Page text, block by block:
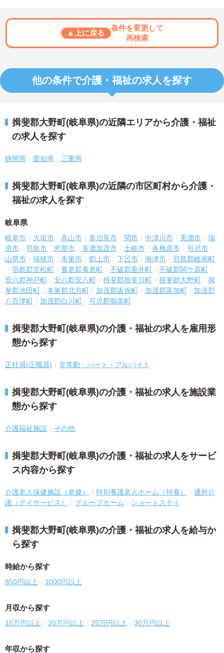
▲上に戻る
条件を変更して
再検索
他の条件で介護・福祉の求人を探す
揖斐郡大野町(岐阜県)の近隣エリアから介護・福祉
の求人を探す
静岡県 愛知県 三重県
揖斐郡大野町(岐阜県)の近隣の市区町村から介護・
福祉の求人を探す
岐阜県
岐阜市 大垣市 高山市 多治見市 関市 中津川市 美濃市
瑞
浪市
羽島市 恵那市 美濃加茂市 土岐市 各務原市
可児市
山県市
瑞穂市 本巣市 郡上市 下呂市 海津市
羽島郡岐南町
羽島郡笠松町
養老郡養老町 不破郡垂井町
不破郡関ケ原町
安八郡神戸町
安八郡安八町 揖斐郡揖斐川町 揖斐郡大野町
揖
斐郡池田町
本巣郡北方町 加茂郡坂祝町 加茂郡富加町
加茂郡
八百津町
加茂郡白川町 可児郡御嵩町
揖斐郡大野町(岐阜県)の介護・福祉の求人を雇用形
態から探す
正社員(正職員) 非常勤・パート・アルバイト
揖斐郡大野町(岐阜県)の介護・福祉の求人を施設業
態から探す
介護福祉施設 その他
揖斐郡大野町(岐阜県)の介護・福祉の求人をサービ
ス内容から探す
介護老人保健施設（老健） 特別養護老人ホーム（特養）
通所介
護（デイサービス）
グループホーム ショートステイ
揖斐郡大野町(岐阜県)の介護・福祉の求人を給与か
ら探す
時給から探す
850円以上 1000円以上
月収から探す
15万円以上 20万円以上 25万円以上 30万円以上
年収から探す